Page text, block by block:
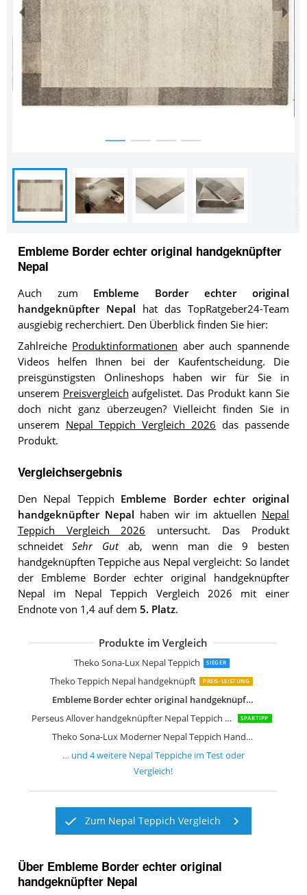
Embleme Border echter original handgeknüpfter
Nepal
Auch zum Embleme Border echter original
handgeknüpfter Nepal
hat das TopRatgeber24-Team
ausgiebig recherchiert. Den Überblick finden Sie hier:
Zahlreiche Produktinformationen aber auch spannende
Videos helfen Ihnen bei der Kaufentscheidung. Die
preisgünstigsten Onlineshops haben wir für Sie in
unserem Preisvergleich aufgelistet. Das Produkt kann Sie
doch nicht ganz überzeugen? Vielleicht finden Sie in
unserem Nepal Teppich Vergleich 2026 das passende
Produkt.
Vergleichsergebnis
Den Nepal Teppich Embleme Border echter original
handgeknüpfter Nepal haben wir im aktuellen Nepal
Teppich Vergleich 2026 untersucht. Das Produkt
schneidetSehr Gutab, wenn man die 9 besten
handgeknüpften Teppiche aus Nepal vergleicht: So landet
der Embleme Border echter original handgeknüpfter
Nepal im Nepal Teppich Vergleich 2026 mit einer
Endnote von 1,4 auf dem 5. Platz.
Produkte im Vergleich
Theko Sona-Lux Nepal Teppich SIEGER
Theko Teppich Nepal handgeknüpft PREIS-LEISTUNG
Embleme Border echter original handgeknüpfter Nepal
Perseus Allover handgeknüpfter Nepal Teppich Wolle
SPARTIPP
Theko Sona-Lux Moderner Nepal Teppich Handarbeit Honig
Steffensmeier Nepal Teppich
… und 4weitere Nepal Teppicheim Test oder
Vergleich!
Zum Nepal Teppich Vergleich
Über Embleme Border echter original
handgeknüpfter Nepal